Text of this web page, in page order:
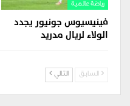
رياضة عالمية
فينيسيوس جونيور يجدد
الولاء لريال مدريد
السابق التالي